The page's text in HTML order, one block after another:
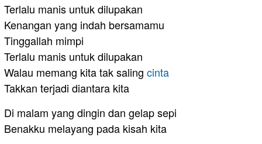
Terlalu manis untuk dilupakan
Kenangan yang indah bersamamu
Tinggallah mimpi
Terlalu manis untuk dilupakan
Walau memang kita tak saling cinta
Takkan terjadi diantara kita
Di malam yang dingin dan gelap sepi
Benakku melayang pada kisah kita